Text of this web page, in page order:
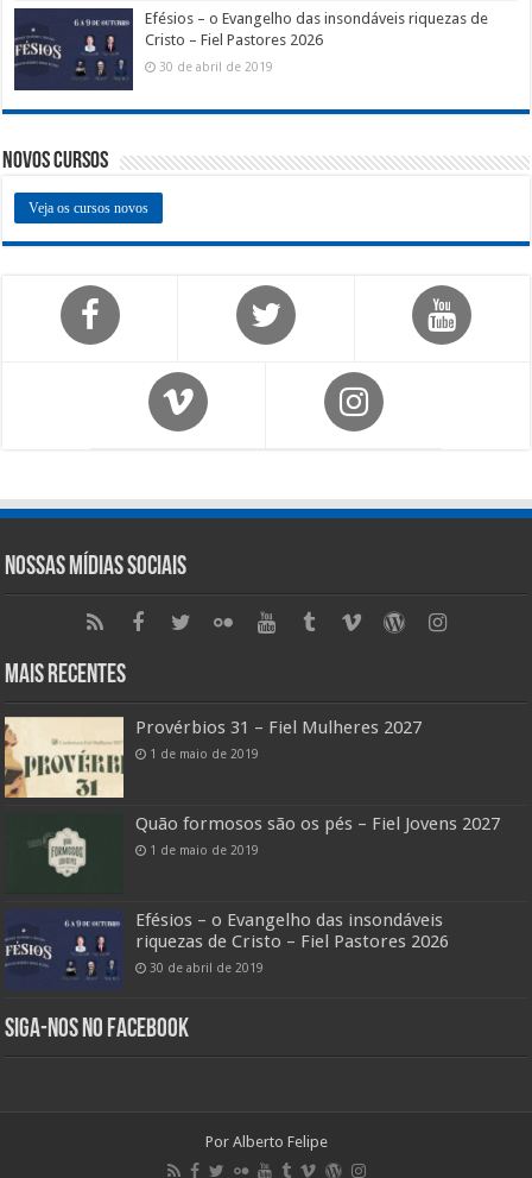
Efésios – o Evangelho das insondáveis riquezas de
Cristo – Fiel Pastores 2026
30 de abril de 2019
Novos Cursos
Veja os cursos novos
Nossas Mídias Sociais
Mais Recentes
Provérbios 31 – Fiel Mulheres 2027
1 de maio de 2019
Quão formosos são os pés – Fiel Jovens 2027
1 de maio de 2019
Efésios – o Evangelho das insondáveis
riquezas de Cristo – Fiel Pastores 2026
30 de abril de 2019
Siga-nos no Facebook
Por Alberto Felipe